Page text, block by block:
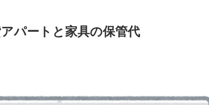
パートと家具の保管代